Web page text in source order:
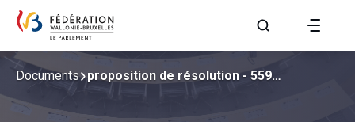
Aller à la page
Documents proposition de résolution - 559…